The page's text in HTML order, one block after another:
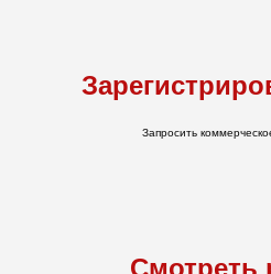
Запросить
Смотреть